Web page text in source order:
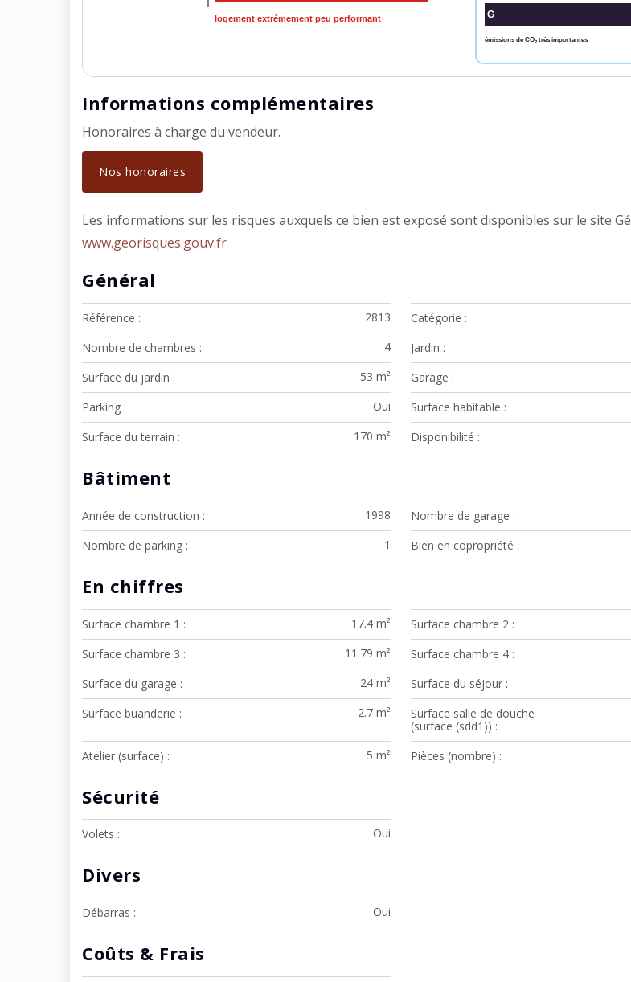
logement extrèmement peu performant G
émissions de CO2très importantes
Informations complémentaires
Honoraires à charge du vendeur.
Nos honoraires
Les informations sur les risques auxquels ce bien est exposé sont disponibles sur le site
www.georisques.gouv.fr
Général
Référence 2813 Catégorie
Nombre de chambres
4 Jardin
Surface du jardin
53 m² Garage
Parking
Oui Surface habitable
Surface du terrain
170 m² Disponibilité
Bâtiment
Année de construction 1998 Nombre de garage
Nombre de parking
1 Bien en copropriété
En chiffres
Surface chambre 1 17.4 m² Surface chambre 2
Surface chambre 3
11.79 m² Surface chambre 4
Surface du garage
24 m² Surface du séjour
Surface buanderie
2.7 m²
Surface salle de douche
(surface (sdd1))
Atelier (surface) 5 m² Pièces (nombre)
Sécurité
Volets Oui
Divers
Débarras Oui
Coûts & Frais